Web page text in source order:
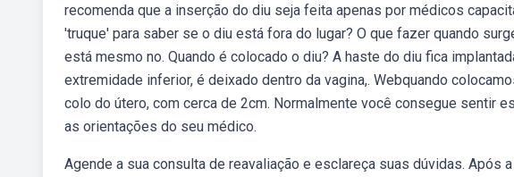
recomenda que a inserção do diu seja feita apenas por médicos
'truque' para saber se o diu está fora do lugar? O que fazer quando
está mesmo no. Quando é colocado o diu? A haste do diu fica
extremidade inferior, é deixado dentro da vagina,. Webquando
colo do útero, com cerca de 2cm. Normalmente você consegue sentir
as orientações do seu médico.
Agende a sua consulta de reavaliação e esclareça suas dúvidas. Após